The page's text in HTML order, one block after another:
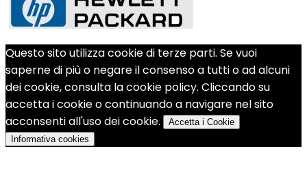
Questo sito utilizza cookie di terze parti. Se vuoi
saperne di più o negare il consenso a tutti o ad alcuni
dei cookie, consulta la cookie policy. Cliccando su
accetta i cookie o continuando a navigare nel sito
acconsenti all'uso dei cookie.
Accetta i Cookie
Informativa cookies